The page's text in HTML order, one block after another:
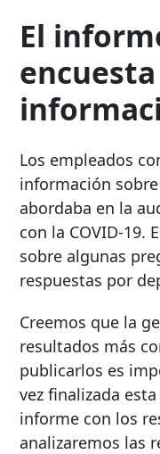
El
Los empleados
información
abordaba en la
con la COVID-19.
sobre algunas
respuestas por
Creemos que la
resultados más
publicarlos es
vez finalizada
informe con los
analizaremos las